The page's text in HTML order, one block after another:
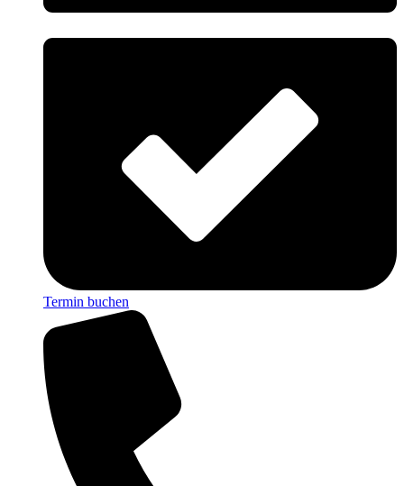
Termin buchen